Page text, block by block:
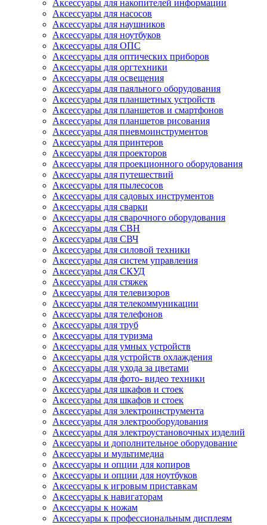
Аксессуары для накопителей информации
Аксессуары для насосов
Аксессуары для наушников
Аксессуары для ноутбуков
Аксессуары для ОПС
Аксессуары для оптических приборов
Аксессуары для оргтехники
Аксессуары для освещения
Аксессуары для паяльного оборудования
Аксессуары для планшетных устройств
Аксессуары для планшетов и смартфонов
Аксессуары для планшетов рисования
Аксессуары для пневмоинструментов
Аксессуары для принтеров
Аксессуары для проекторов
Аксессуары для проекционного оборудования
Аксессуары для путешествий
Аксессуары для пылесосов
Аксессуары для садовых инструментов
Аксессуары для сварки
Аксессуары для сварочного оборудования
Аксессуары для СВН
Аксессуары для СВЧ
Аксессуары для силовой техники
Аксессуары для систем управления
Аксессуары для СКУД
Аксессуары для стяжек
Аксессуары для телевизоров
Аксессуары для телекоммуникации
Аксессуары для телефонов
Аксессуары для труб
Аксессуары для туризма
Аксессуары для умных устройств
Аксессуары для устройств охлаждения
Аксессуары для ухода за цветами
Аксессуары для фото- видео техники
Аксессуары для шкафов и стоек
Аксессуары для шкафов и стоек
Аксессуары для электроинструмента
Аксессуары для электрооборудования
Аксессуары для электроустановочных изделий
Аксессуары и дополнительное оборудование
Аксессуары и мультимедиа
Аксессуары и опции для копиров
Аксессуары и опции для ноутбуков
Аксессуары к игровым приставкам
Аксессуары к навигаторам
Аксессуары к ножам
Аксессуары к профессиональным дисплеям